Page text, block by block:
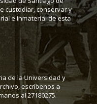
custodiar, conservar y
e inmaterial de esta
de la Universidad y
escríbenos a
al 27180275.